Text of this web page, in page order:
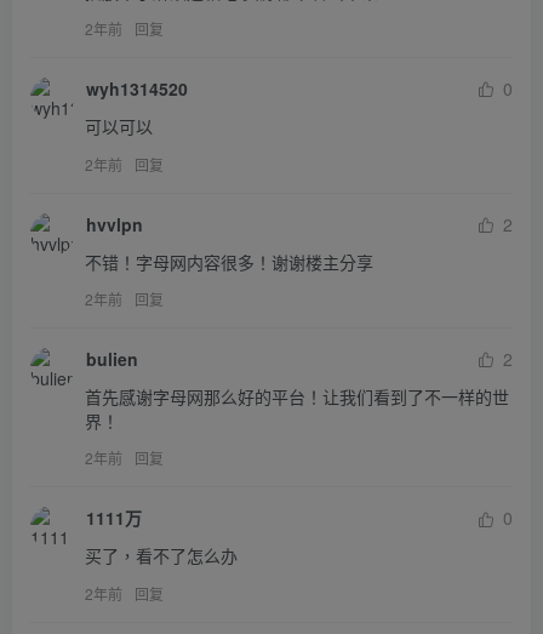
2年前 回复
wyh1314520
0
可以可以
2年前 回复
hvvlpn
2
不错！字母网内容很多！谢谢楼主分享
2年前 回复
bulien
2
首先感谢字母网那么好的平台！让我们看到了不一样的世
界！
2年前 回复
1111万
0
买了，看不了怎么办
2年前 回复